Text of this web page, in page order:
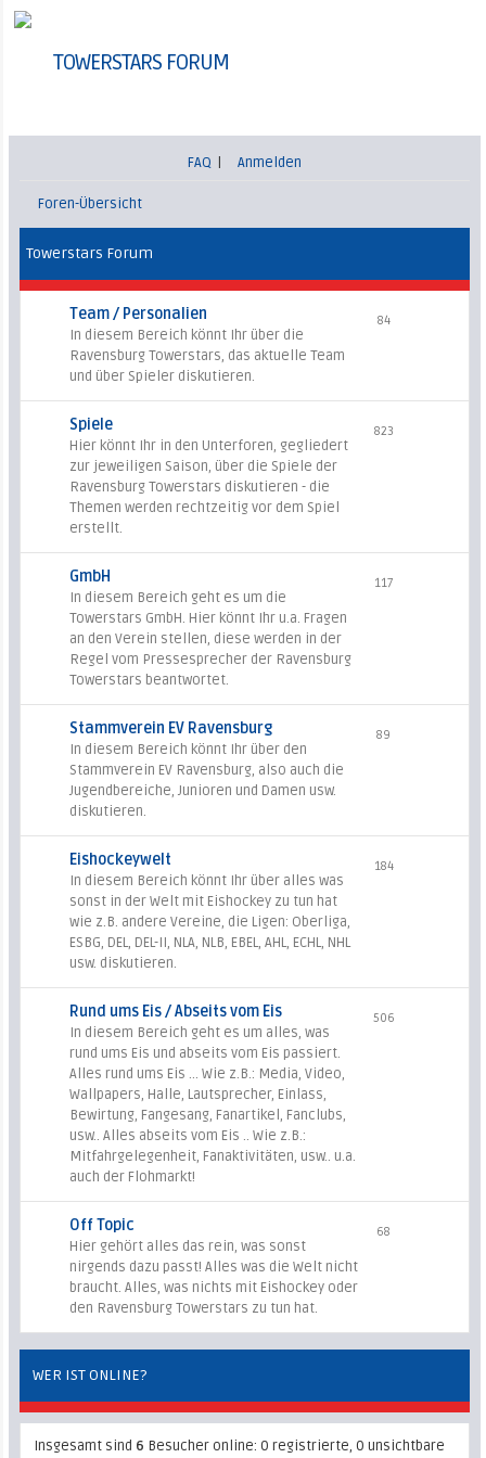
TOWERSTARS FORUM
FAQ Anmelden
Foren-Übersicht
Towerstars Forum
Team / Personalien
In diesem Bereich könnt Ihr über die
Ravensburg Towerstars, das aktuelle Team
und über Spieler diskutieren.
84
Spiele
Hier könnt Ihr in den Unterforen, gegliedert
zur jeweiligen Saison, über die Spiele der
Ravensburg Towerstars diskutieren - die
Themen werden rechtzeitig vor dem Spiel
erstellt.
823
GmbH
In diesem Bereich geht es um die
Towerstars GmbH. Hier könnt Ihr u.a. Fragen
an den Verein stellen, diese werden in der
Regel vom Pressesprecher der Ravensburg
Towerstars beantwortet.
117
Stammverein EV Ravensburg
In diesem Bereich könnt Ihr über den
Stammverein EV Ravensburg, also auch die
Jugendbereiche, Junioren und Damen usw.
diskutieren.
89
Eishockeywelt
In diesem Bereich könnt Ihr über alles was
sonst in der Welt mit Eishockey zu tun hat
wie z.B. andere Vereine, die Ligen: Oberliga,
ESBG, DEL, DEL-II, NLA, NLB, EBEL, AHL, ECHL, NHL
usw. diskutieren.
184
Rund ums Eis / Abseits vom Eis
In diesem Bereich geht es um alles, was
rund ums Eis und abseits vom Eis passiert.
Alles rund ums Eis ... Wie z.B.: Media, Video,
Wallpapers, Halle, Lautsprecher, Einlass,
Bewirtung, Fangesang, Fanartikel, Fanclubs,
usw.. Alles abseits vom Eis .. Wie z.B.:
Mitfahrgelegenheit, Fanaktivitäten, usw.. u.a.
auch der Flohmarkt!
506
Off Topic
Hier gehört alles das rein, was sonst
nirgends dazu passt! Alles was die Welt nicht
braucht. Alles, was nichts mit Eishockey oder
den Ravensburg Towerstars zu tun hat.
68
WER IST ONLINE?
Insgesamt sind 6 Besucher online: 0 registrierte, 0 unsichtbare